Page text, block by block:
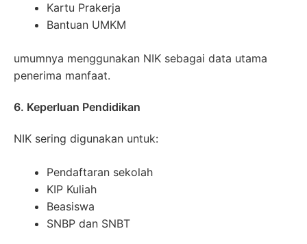
Kartu Prakerja
Bantuan UMKM
umumnya menggunakan NIK sebagai data utama
penerima manfaat.
6. Keperluan Pendidikan
NIK sering digunakan untuk:
Pendaftaran sekolah
KIP Kuliah
Beasiswa
SNBP dan SNBT